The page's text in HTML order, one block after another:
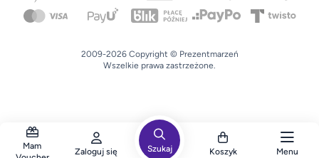
Mam
Zaloguj się Szukaj Koszyk Menu
2009-2026 Copyright © Prezentmarzeń
Wszelkie prawa zastrzeżone.